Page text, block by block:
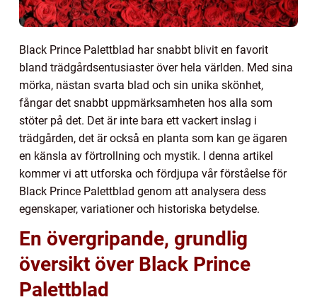
Black Prince Palettblad har snabbt blivit en favorit
bland trädgårdsentusiaster över hela världen. Med sina
mörka, nästan svarta blad och sin unika skönhet,
fångar det snabbt uppmärksamheten hos alla som
stöter på det. Det är inte bara ett vackert inslag i
trädgården, det är också en planta som kan ge ägaren
en känsla av förtrollning och mystik. I denna artikel
kommer vi att utforska och fördjupa vår förståelse för
Black Prince Palettblad genom att analysera dess
egenskaper, variationer och historiska betydelse.
En övergripande, grundlig
översikt över Black Prince
Palettblad